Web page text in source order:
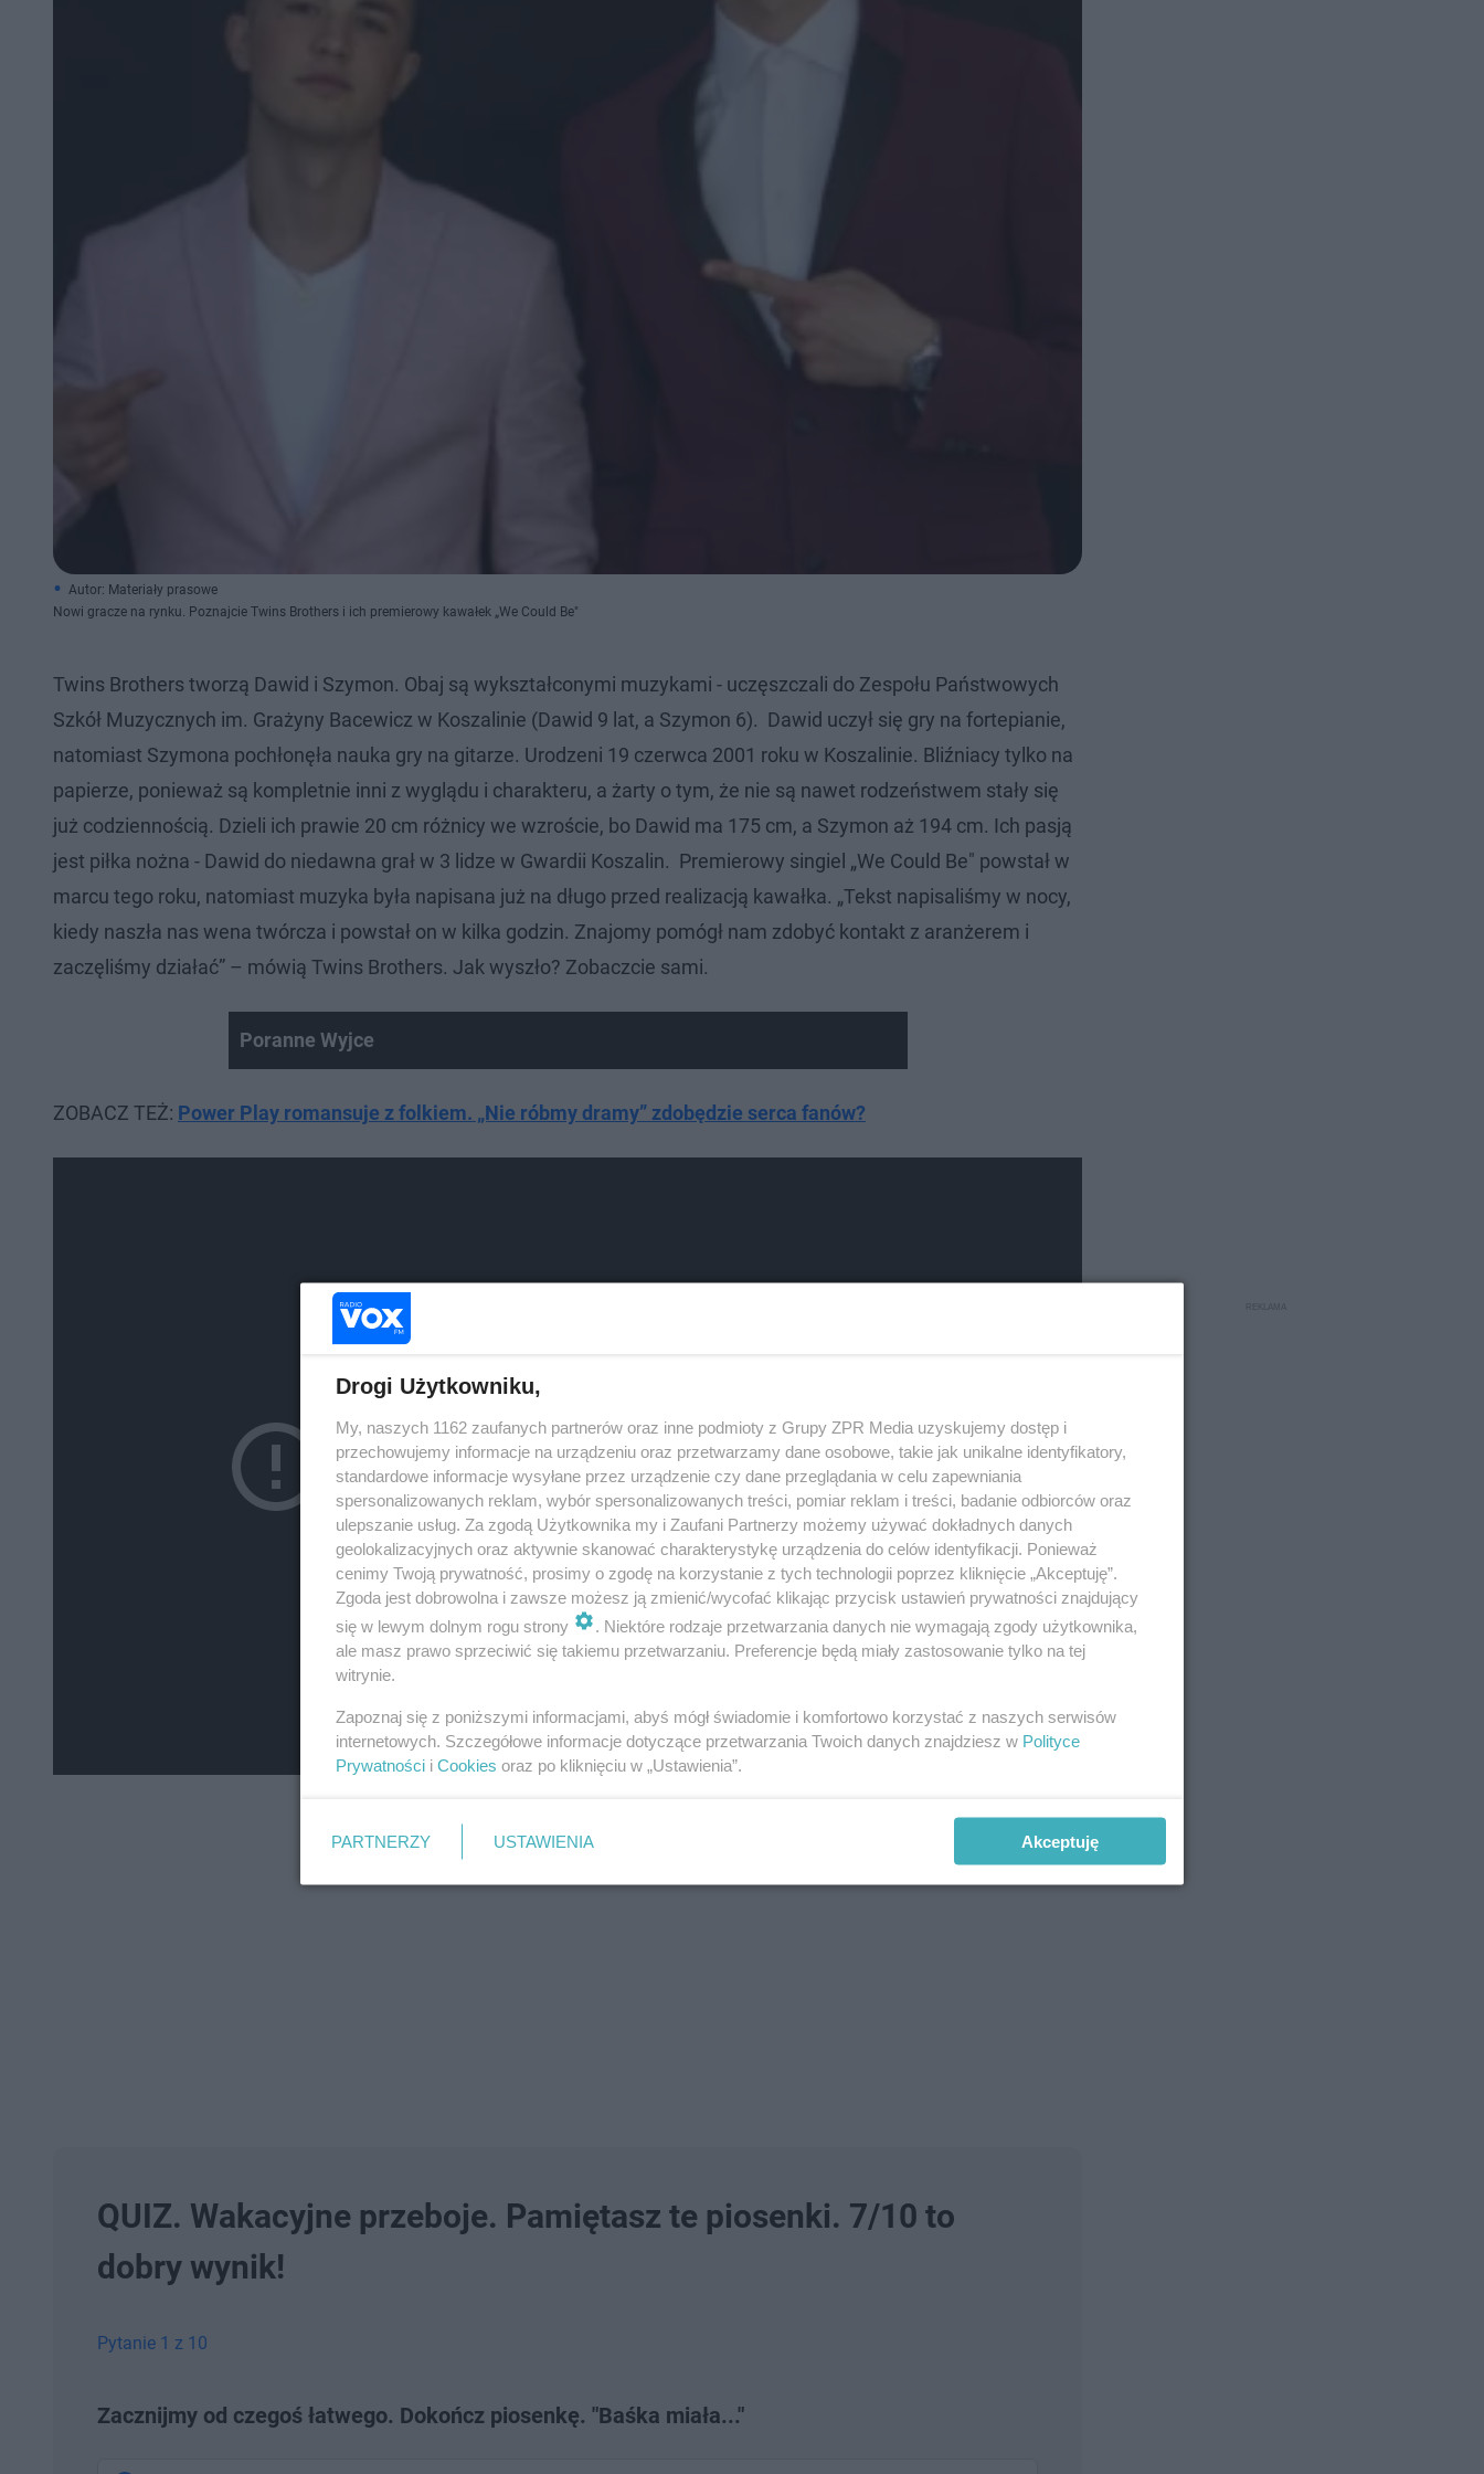
Autor: Materiały prasowe
Nowi gracze na rynku. Poznajcie Twins Brothers i ich premierowy kawałek „We Could Be"
Twins Brothers tworzą Dawid i Szymon. Obaj są wykształconymi muzykami - uczęszczali do Zespołu Państwowych
Szkół Muzycznych im. Grażyny Bacewicz w Koszalinie (Dawid 9 lat, a Szymon 6). Dawid uczył się gry na fortepianie,
natomiast Szymona pochłonęła nauka gry na gitarze. Urodzeni 19 czerwca 2001 roku w Koszalinie. Bliźniacy tylko na
papierze, ponieważ są kompletnie inni z wyglądu i charakteru, a żarty o tym, że nie są nawet rodzeństwem stały się
już codziennością. Dzieli ich prawie 20 cm różnicy we wzroście, bo Dawid ma 175 cm, a Szymon aż 194 cm. Ich pasją
jest piłka nożna - Dawid do niedawna grał w 3 lidze w Gwardii Koszalin. Premierowy singiel „We Could Be" powstał w
marcu tego roku, natomiast muzyka była napisana już na długo przed realizacją kawałka. „Tekst napisaliśmy w nocy,
kiedy naszła nas wena twórcza i powstał on w kilka godzin. Znajomy pomógł nam zdobyć kontakt z aranżerem i
zaczęliśmy działać” – mówią Twins Brothers. Jak wyszło? Zobaczcie sami.
Poranne Wyjce
ZOBACZ TEŻ: Power Play romansuje z folkiem. „Nie róbmy dramy” zdobędzie serca fanów?
QUIZ. Wakacyjne przeboje. Pamiętasz te piosenki. 7/10 to
dobry wynik!
Pytanie 1 z 10
Zacznijmy od czegoś łatwego. Dokończ piosenkę. "Baśka miała..."
Drogi Użytkowniku,
My, naszych 1162 zaufanych partnerów oraz inne podmioty z Grupy ZPR Media uzyskujemy dostęp i
przechowujemy informacje na urządzeniu oraz przetwarzamy dane osobowe, takie jak unikalne identyfikatory,
standardowe informacje wysyłane przez urządzenie czy dane przeglądania w celu zapewniania
spersonalizowanych reklam, wybór spersonalizowanych treści, pomiar reklam i treści, badanie odbiorców oraz
ulepszanie usług. Za zgodą Użytkownika my i Zaufani Partnerzy możemy używać dokładnych danych
geolokalizacyjnych oraz aktywnie skanować charakterystykę urządzenia do celów identyfikacji. Ponieważ
cenimy Twoją prywatność, prosimy o zgodę na korzystanie z tych technologii poprzez kliknięcie „Akceptuję”.
Zgoda jest dobrowolna i zawsze możesz ją zmienić/wycofać klikając przycisk ustawień prywatności znajdujący
się w lewym dolnym rogu strony
. Niektóre rodzaje przetwarzania danych nie wymagają zgody użytkownika,
ale masz prawo sprzeciwić się takiemu przetwarzaniu. Preferencje będą miały zastosowanie tylko na tej
witrynie.
Zapoznaj się z poniższymi informacjami, abyś mógł świadomie i komfortowo korzystać z naszych serwisów
internetowych. Szczegółowe informacje dotyczące przetwarzania Twoich danych znajdziesz w Polityce
Prywatności i Cookies oraz po kliknięciu w „Ustawienia”.
PARTNERZY USTAWIENIA Akceptuję